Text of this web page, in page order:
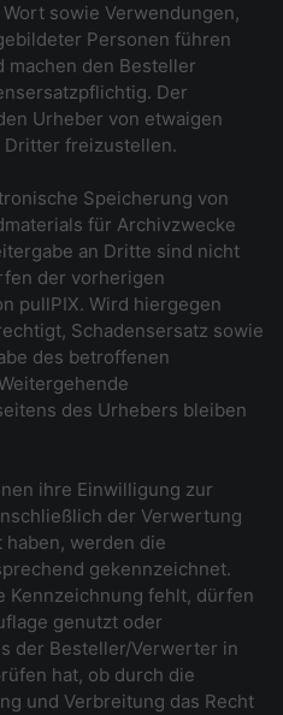
sowie Verwendungen,
Personen führen
machen den Besteller
Der
Urheber von etwaigen
Dritter freizustellen.
Speicherung von
für Archivzwecke
an Dritte sind nicht
der vorherigen
pullPIX. Wird hiergegen
Schadensersatz sowie
des betroffenen
des Urhebers bleiben
ihre Einwilligung zur
der Verwertung
werden die
gekennzeichnet.
Kennzeichnung fehlt, dürfen
genutzt oder
der Besteller/Verwerter in
hat, ob durch die
und Verbreitung das Recht